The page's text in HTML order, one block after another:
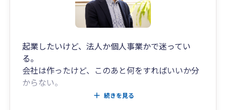
起業したいけど、法人か個人事業かで迷ってい
る。
会社は作ったけど、このあと何をすればいいか分
からない。
会計や税務、頑張って自分でやっているが、正直
続きを見る